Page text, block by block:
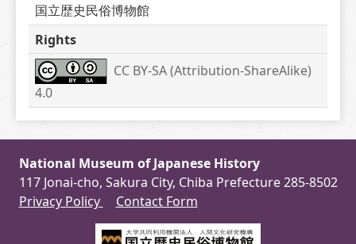
国立歴史民俗博物館
Rights
CC BY-SA (Attribution-ShareAlike)
4.0
National Museum of Japanese History
117 Jonai-cho, Sakura City, Chiba Prefecture 285-8502
Privacy Policy
Contact Form